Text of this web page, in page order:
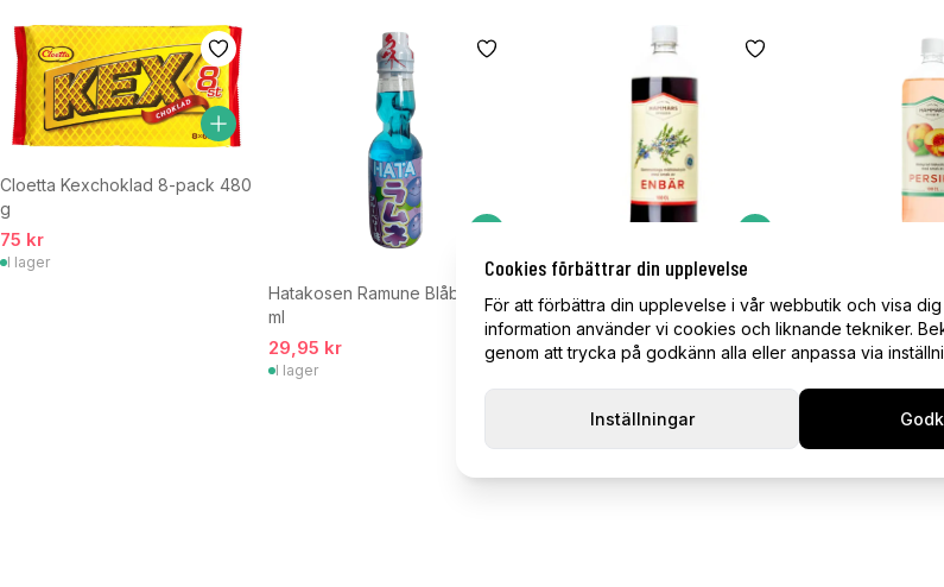
Cookies förbättrar din upplevelse
För att förbättra din upplevelse i vår webbutik och visa
information använder vi cookies och liknande tekniker.
genom att trycka på godkänn alla eller anpassa via
Inställningar
Cloetta Kexchoklad 8-pack 480
g
75 kr
I lager
Hatakosen Ramune Blåbär 200
ml
29,95 kr
I lager
Hammars Bryggeri Enbärsdricka
1 L
20,95 kr
20,95 kr
Tillfälligt slut